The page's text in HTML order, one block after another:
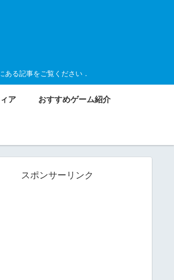
る記事をご覧ください．
ア おすすめゲーム紹介
スポンサーリンク